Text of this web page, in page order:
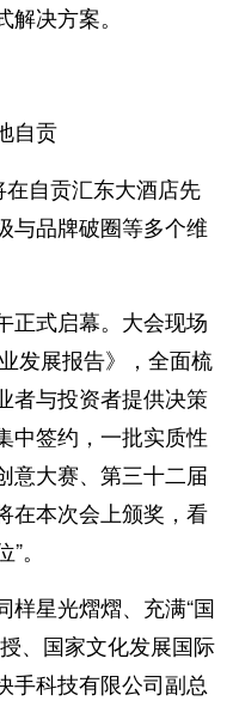
决方案。
自贡
自贡汇东大酒店先
与品牌破圈等多个维
正式启幕。大会现场
发展报告》，全面梳
者与投资者提供决策
中签约，一批实质性
意大赛、第三十二届
在本次会上颁奖，看
。
样星光熠熠、充满“国
、国家文化发展国际
手科技有限公司副总